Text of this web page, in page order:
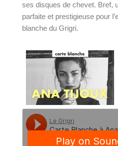
ses disques de chevet. Bref,
parfaite et prestigieuse pour
blanche du Grigri.